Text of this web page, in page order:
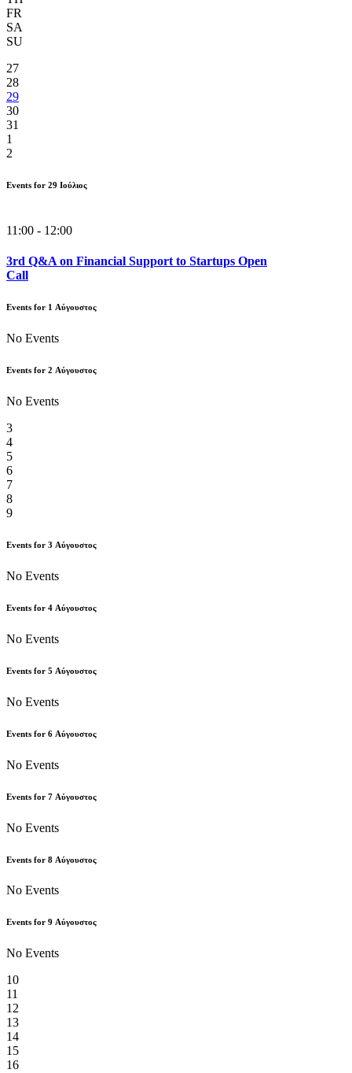
FR
SA
SU
27
28
29
30
31
1
2
Events for 29 Ιούλιος
11:00 - 12:00
3rd Q&A on Financial Support to Startups Open
Call
Events for 1 Αύγουστος
No Events
Events for 2 Αύγουστος
No Events
3
4
5
6
7
8
9
Events for 3 Αύγουστος
No Events
Events for 4 Αύγουστος
No Events
Events for 5 Αύγουστος
No Events
Events for 6 Αύγουστος
No Events
Events for 7 Αύγουστος
No Events
Events for 8 Αύγουστος
No Events
Events for 9 Αύγουστος
No Events
10
11
12
13
14
15
16